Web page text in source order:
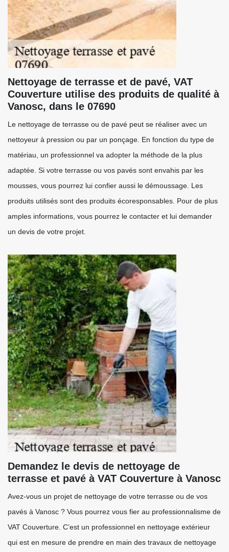
Nettoyage de terrasse et de pavé, VAT
Couverture utilise des produits de qualité à
Vanosc, dans le 07690
Le nettoyage de terrasse ou de pavé peut se réaliser avec un
nettoyeur à pression ou par un ponçage. En fonction du type de
matériau, un professionnel va adopter la méthode de la plus
adaptée. Si votre terrasse ou vos pavés sont envahis par les
mousses, vous pourrez lui confier aussi le démoussage. Les
produits utilisés sont des produits écoresponsables. Pour de plus
amples informations, vous pourrez le contacter et lui demander
un devis de votre projet.
Demandez le devis de nettoyage de
terrasse et pavé à VAT Couverture à Vanosc
Avez-vous un projet de nettoyage de votre terrasse ou de vos
pavés à Vanosc ? Vous pourrez vous fier au professionnalisme de
VAT Couverture. C’est un professionnel en nettoyage extérieur
qui est en mesure de prendre en main des travaux de nettoyage